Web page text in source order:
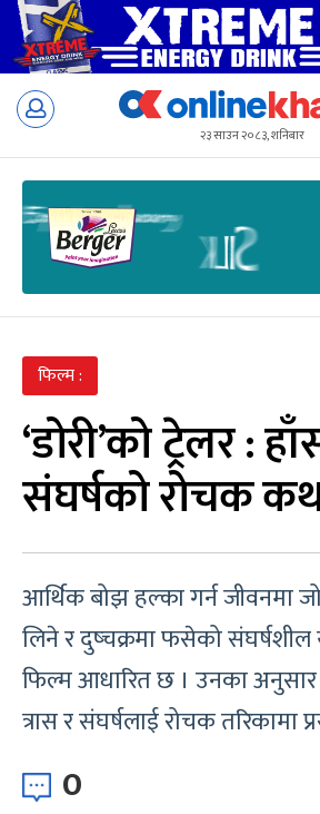
Skip
२३ साउन २०८३, शनिबार
फिल्म :
‘डोरी’को ट्रेलर :
संघर्षको रोचक
आर्थिक बोझ हल्का गर्न जीवनमा
लिने र दुष्चक्रमा फसेको
फिल्म आधारित छ । उनका अनुसार
त्रास र संघर्षलाई रोचक तरिकामा
0